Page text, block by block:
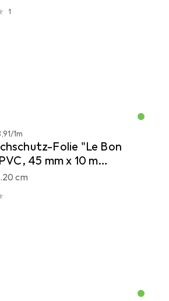
1
/1m
Folie "Le Bon
45 mm x 10 m
zum Schutz von
cm